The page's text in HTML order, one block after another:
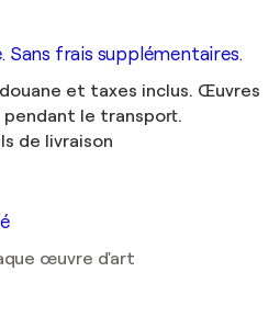
Sans frais supplémentaires.
et taxes inclus. Œuvres
pendant le transport.
de livraison
œuvre d'art